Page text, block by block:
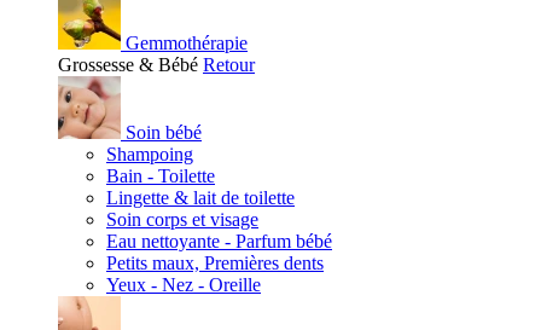
Gemmothérapie
Grossesse & Bébé Retour
Soin bébé
Shampoing
Bain - Toilette
Lingette & lait de toilette
Soin corps et visage
Eau nettoyante - Parfum bébé
Petits maux, Premières dents
Yeux - Nez - Oreille